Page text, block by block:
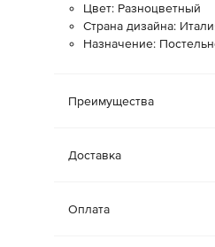
Цвет: Разноцветный
Страна дизайна:
Назначение:
Преимущества
Доставка
Оплата